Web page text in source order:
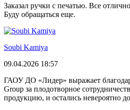
Заказал ручки с печатью. Все
Буду обращаться еще.
Soubi Kamiya
09.04.2026 18:57
ГАОУ ДО «Лидер» выражает
Group за плодотворное
продукцию, и остались невероятно